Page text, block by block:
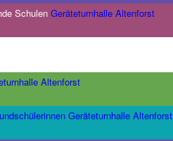
Schulen Geräteturnhalle Altenforst
Altenforst
Geräteturnhalle Altenforst